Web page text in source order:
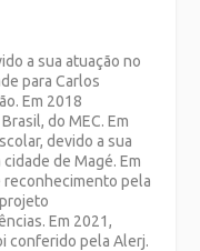
a sua atuação no
para Carlos
Em 2018
do MEC. Em
devido a sua
de Magé. Em
reconhecimento pela
Em 2021,
conferido pela Alerj.